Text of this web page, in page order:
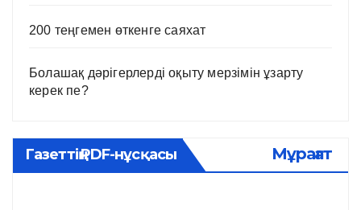
200 теңгемен өткенге саяхат
Болашақ дәрігерлерді оқыту мерзімін ұзарту
керек пе?
Газеттің PDF-нұсқасы Мұрағат